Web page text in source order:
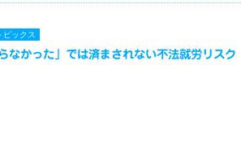
ピックス
らなかった」では済まされない不法就労リスク